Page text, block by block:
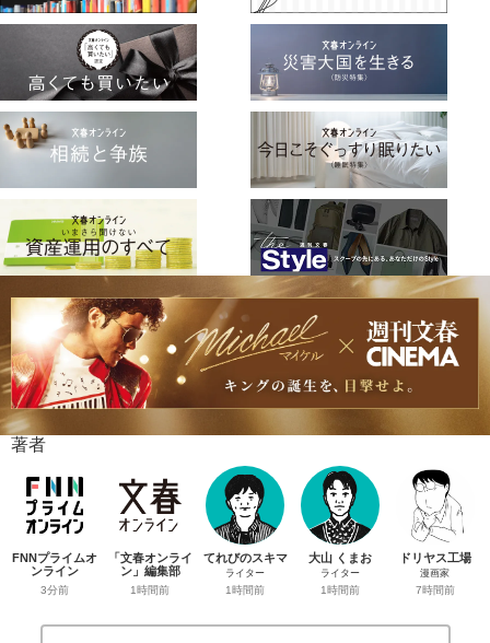
著者
FNNプライムオ
ンライン
3分前
「文春オンライ
ン」編集部
1時間前
てれびのスキマ
ライター
1時間前
大山 くまお
ライター
1時間前
ドリヤス工場
漫画家
7時間前